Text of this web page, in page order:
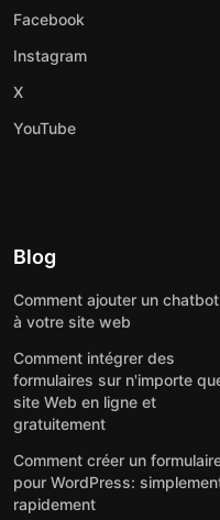
Facebook
Instagram
X
YouTube
Blog
Comment ajouter un
à votre site web
Comment intégrer des
formulaires sur n'importe
site Web en ligne et
gratuitement
Comment créer un
pour WordPress:
rapidement